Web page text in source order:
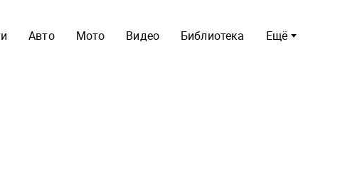
Ещё
Авто Мото Видео Библиотека